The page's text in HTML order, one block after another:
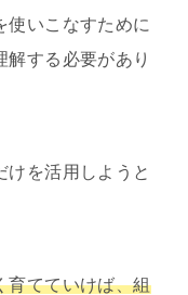
使いこなすために
解する必要があり
けを活用しようと
育てていけば、組